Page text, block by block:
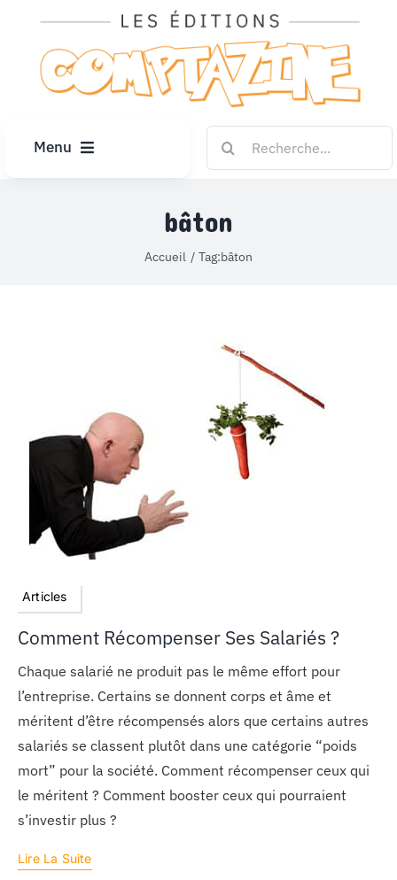
contenu
Menu
MON COMPTE
PANIER
STUDORIA
bâton
Accueil Tag:bâton
Articles
Comment Récompenser Ses Salariés ?
Chaque salarié ne produit pas le même effort pour
l’entreprise. Certains se donnent corps et âme et
méritent d’être récompensés alors que certains autres
salariés se classent plutôt dans une catégorie “poids
mort” pour la société. Comment récompenser ceux qui
le méritent ? Comment booster ceux qui pourraient
s’investir plus ?
Lire La Suite